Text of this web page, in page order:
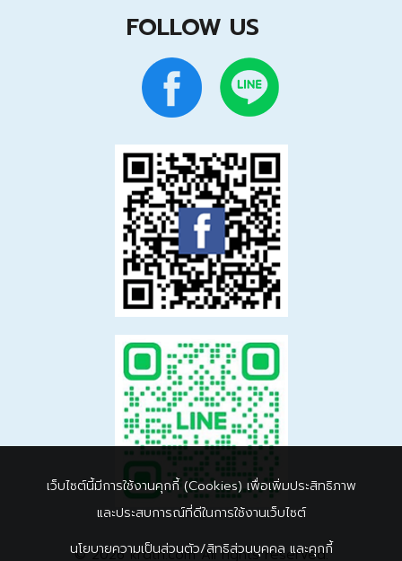
FOLLOW US
© 2026 krdth.com All rights reserved.
เว็บไซต์นี้มีการใช้งานคุกกี้ (Cookies) เพื่อเพิ่มประสิทธิภาพ
และประสบการณ์ที่ดีในการใช้งานเว็บไซต์
นโยบายความเป็นส่วนตัว/สิทธิส่วนบุคคล และคุกกี้